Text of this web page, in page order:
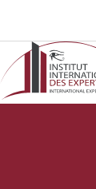
contenu
principal